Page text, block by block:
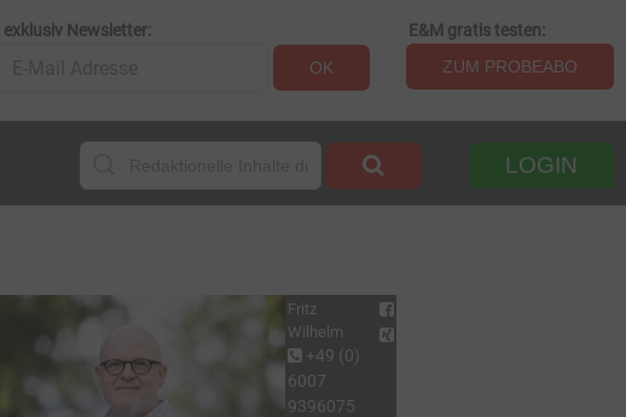
exklusiv Newsletter:
OK
E&M gratis testen:
ZUM PROBEABO
LOGIN
Fritz
Wilhelm
+49 (0)
6007
9396075